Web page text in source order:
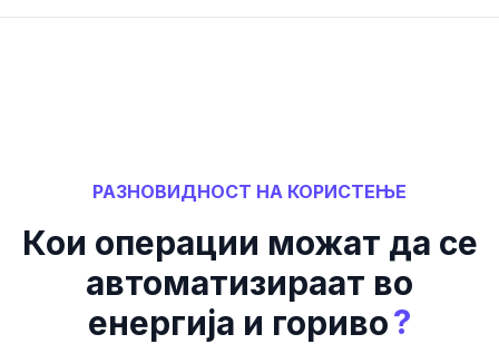
РАЗНОВИДНОСТ НА КОРИСТЕЊЕ
Кои операции можат да се
автоматизираат во
енергија и гориво?